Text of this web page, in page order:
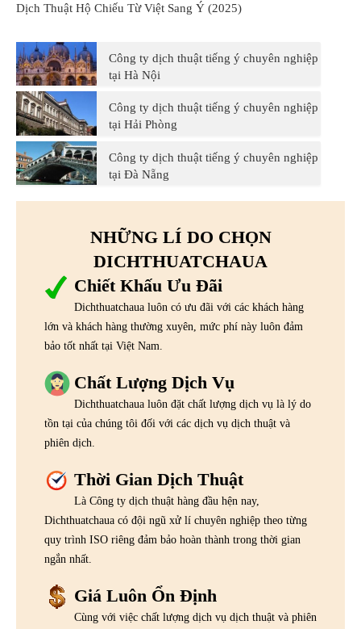
Dịch Thuật Hộ Chiếu Từ Việt Sang Ý (2025)
Công ty dịch thuật tiếng ý chuyên nghiệp
tại Hà Nội
Công ty dịch thuật tiếng ý chuyên nghiệp
tại Hải Phòng
Công ty dịch thuật tiếng ý chuyên nghiệp
tại Đà Nẵng
NHỮNG LÍ DO CHỌN
DICHTHUATCHAUA
Chiết Khấu Ưu Đãi
Dichthuatchaua luôn có ưu đãi với các khách hàng
lớn và khách hàng thường xuyên, mức phí này luôn đảm
bảo tốt nhất tại Việt Nam.
Chất Lượng Dịch Vụ
Dichthuatchaua luôn đặt chất lượng dịch vụ là lý do
tồn tại của chúng tôi đối với các dịch vụ dịch thuật và
phiên dịch.
Thời Gian Dịch Thuật
Là Công ty dịch thuật hàng đầu hện nay,
Dichthuatchaua có đội ngũ xử lí chuyên nghiệp theo từng
quy trình ISO riêng đảm bảo hoàn thành trong thời gian
ngắn nhất.
Giá Luôn Ổn Định
Cùng với việc chất lượng dịch vụ dịch thuật và phiên